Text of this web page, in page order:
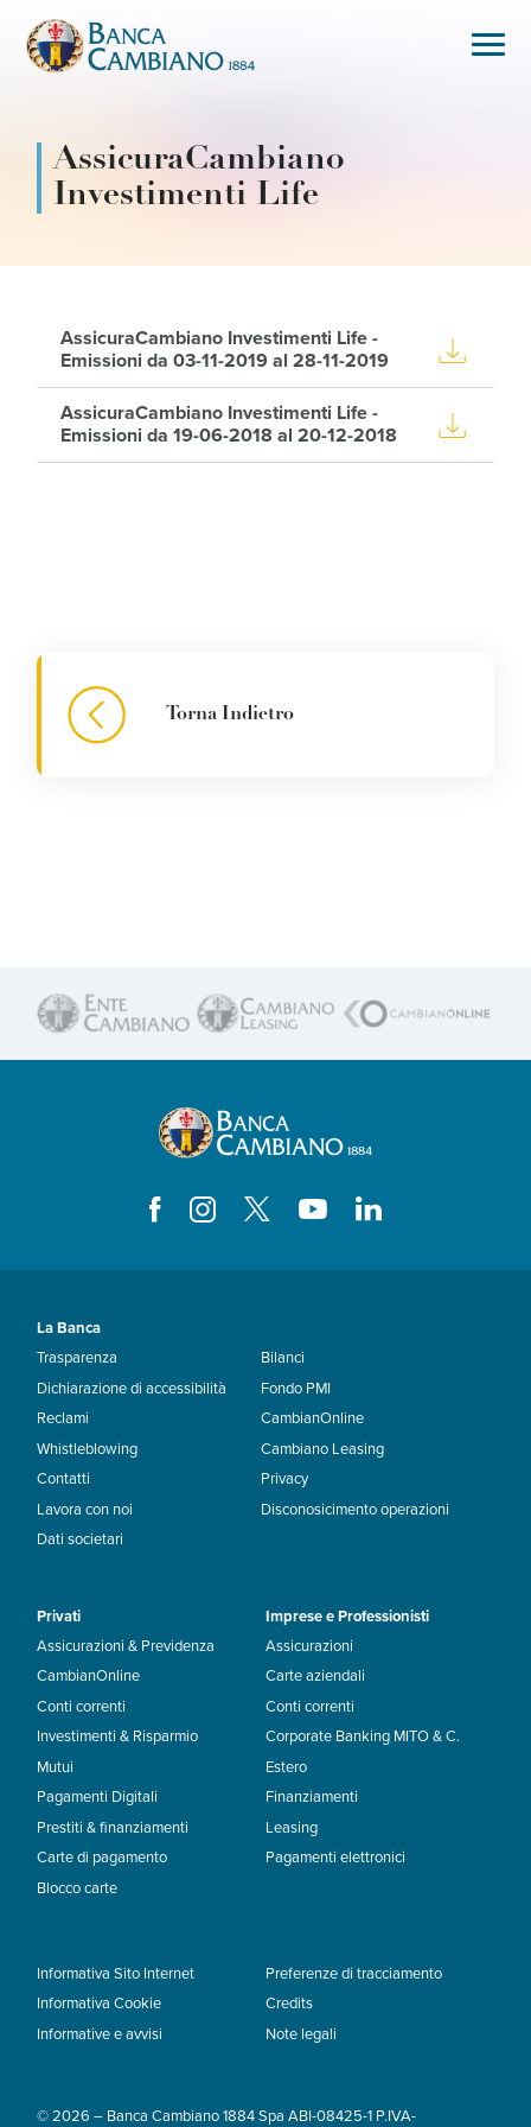
AssicuraCambiano
Investimenti Life
AssicuraCambiano Investimenti Life -
Emissioni da 03-11-2019 al 28-11-2019
AssicuraCambiano Investimenti Life -
Emissioni da 19-06-2018 al 20-12-2018
Torna Indietro
La Banca
Trasparenza
Dichiarazione di accessibilità
Reclami
Whistleblowing
Contatti
Lavora con noi
Dati societari
Bilanci
Fondo PMI
CambianOnline
Cambiano Leasing
Privacy
Disconosicimento operazioni
Privati
Assicurazioni & Previdenza
CambianOnline
Conti correnti
Investimenti & Risparmio
Mutui
Pagamenti Digitali
Prestiti & finanziamenti
Carte di pagamento
Blocco carte
Imprese e Professionisti
Assicurazioni
Carte aziendali
Conti correnti
Corporate Banking MITO & C.
Estero
Finanziamenti
Leasing
Pagamenti elettronici
Informativa Sito Internet
Informativa Cookie
Informative e avvisi
Preferenze di tracciamento
Credits
Note legali
© 2026 – Banca Cambiano 1884 Spa ABI-08425-1 P.IVA-